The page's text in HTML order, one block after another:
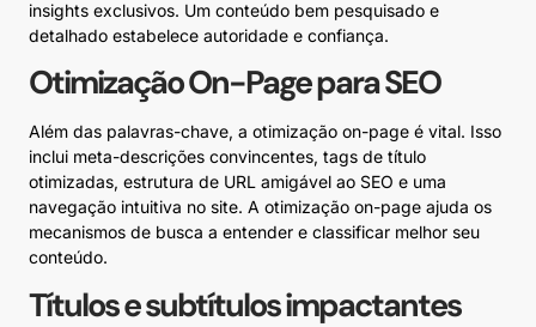
insights exclusivos. Um conteúdo bem pesquisado e
detalhado estabelece autoridade e confiança.
Otimização On-Page para SEO
Além das palavras-chave, a otimização on-page é vital. Isso
inclui meta-descrições convincentes, tags de título
otimizadas, estrutura de URL amigável ao SEO e uma
navegação intuitiva no site. A otimização on-page ajuda os
mecanismos de busca a entender e classificar melhor seu
conteúdo.
Títulos e subtítulos impactantes